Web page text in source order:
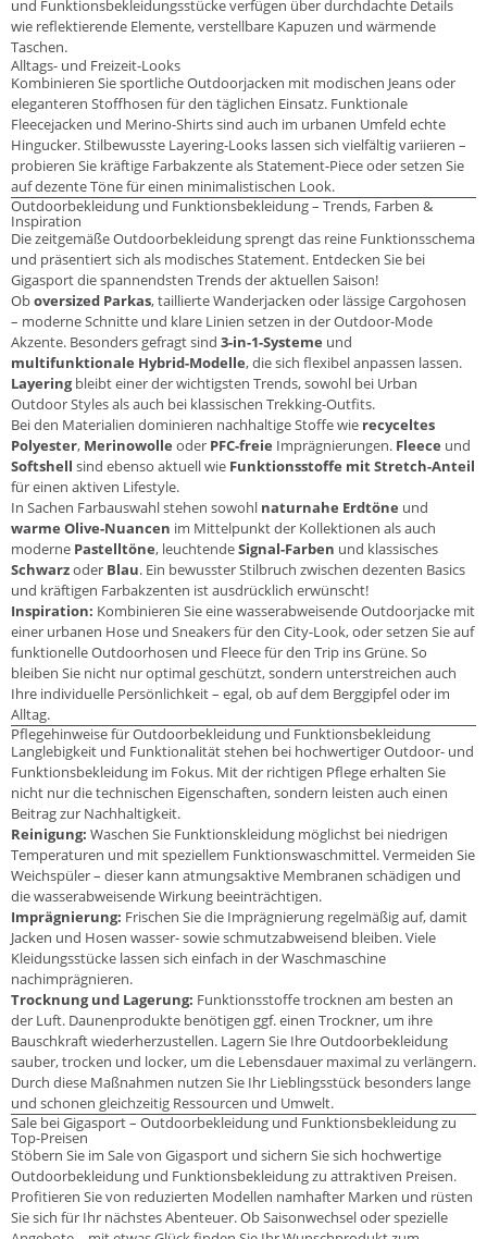
und Funktionsbekleidungsstücke verfügen über durchdachte Details
wie reflektierende Elemente, verstellbare Kapuzen und wärmende
Taschen.
Alltags- und Freizeit-Looks
Kombinieren Sie sportliche Outdoorjacken mit modischen Jeans oder
eleganteren Stoffhosen für den täglichen Einsatz. Funktionale
Fleecejacken und Merino-Shirts sind auch im urbanen Umfeld echte
Hingucker. Stilbewusste Layering-Looks lassen sich vielfältig variieren –
probieren Sie kräftige Farbakzente als Statement-Piece oder setzen Sie
auf dezente Töne für einen minimalistischen Look.
Outdoorbekleidung und Funktionsbekleidung – Trends, Farben &
Inspiration
Die zeitgemäße Outdoorbekleidung sprengt das reine Funktionsschema
und präsentiert sich als modisches Statement. Entdecken Sie bei
Gigasport die spannendsten Trends der aktuellen Saison!
Oboversized Parkas, taillierte Wanderjacken oder lässige Cargohosen
– moderne Schnitte und klare Linien setzen in der Outdoor-Mode
Akzente. Besonders gefragt sind 3-in-1-Systeme und
multifunktionale Hybrid-Modelle, die sich flexibel anpassen lassen.
Layeringbleibt einer der wichtigsten Trends, sowohl bei Urban
Outdoor Styles als auch bei klassischen Trekking-Outfits.
Bei den Materialien dominieren nachhaltige Stoffe wie recyceltes
Polyester, Merinowolle oder PFC-freie Imprägnierungen. Fleece und
Softshell sind ebenso aktuell wie Funktionsstoffe mit Stretch-Anteil
für einen aktiven Lifestyle.
In Sachen Farbauswahl stehen sowohl naturnahe Erdtöne und
warme Olive-Nuancen im Mittelpunkt der Kollektionen als auch
moderne Pastelltöne, leuchtendeSignal-Farben und klassisches
Schwarzoder Blau. Ein bewusster Stilbruch zwischen dezenten Basics
und kräftigen Farbakzenten ist ausdrücklich erwünscht!
Inspiration: Kombinieren Sie eine wasserabweisende Outdoorjacke mit
einer urbanen Hose und Sneakers für den City-Look, oder setzen Sie auf
funktionelle Outdoorhosen und Fleece für den Trip ins Grüne. So
bleiben Sie nicht nur optimal geschützt, sondern unterstreichen auch
Ihre individuelle Persönlichkeit – egal, ob auf dem Berggipfel oder im
Alltag.
Pflegehinweise für Outdoorbekleidung und Funktionsbekleidung
Langlebigkeit und Funktionalität stehen bei hochwertiger Outdoor- und
Funktionsbekleidung im Fokus. Mit der richtigen Pflege erhalten Sie
nicht nur die technischen Eigenschaften, sondern leisten auch einen
Beitrag zur Nachhaltigkeit.
Reinigung: Waschen Sie Funktionskleidung möglichst bei niedrigen
Temperaturen und mit speziellem Funktionswaschmittel. Vermeiden Sie
Weichspüler – dieser kann atmungsaktive Membranen schädigen und
die wasserabweisende Wirkung beeinträchtigen.
Imprägnierung: Frischen Sie die Imprägnierung regelmäßig auf, damit
Jacken und Hosen wasser- sowie schmutzabweisend bleiben. Viele
Kleidungsstücke lassen sich einfach in der Waschmaschine
nachimprägnieren.
Trocknung und Lagerung: Funktionsstoffe trocknen am besten an
der Luft. Daunenprodukte benötigen ggf. einen Trockner, um ihre
Bauschkraft wiederherzustellen. Lagern Sie Ihre Outdoorbekleidung
sauber, trocken und locker, um die Lebensdauer maximal zu verlängern.
Durch diese Maßnahmen nutzen Sie Ihr Lieblingsstück besonders lange
und schonen gleichzeitig Ressourcen und Umwelt.
Sale bei Gigasport – Outdoorbekleidung und Funktionsbekleidung zu
Top-Preisen
Stöbern Sie im Sale von Gigasport und sichern Sie sich hochwertige
Outdoorbekleidung und Funktionsbekleidung zu attraktiven Preisen.
Profitieren Sie von reduzierten Modellen namhafter Marken und rüsten
Sie sich für Ihr nächstes Abenteuer. Ob Saisonwechsel oder spezielle